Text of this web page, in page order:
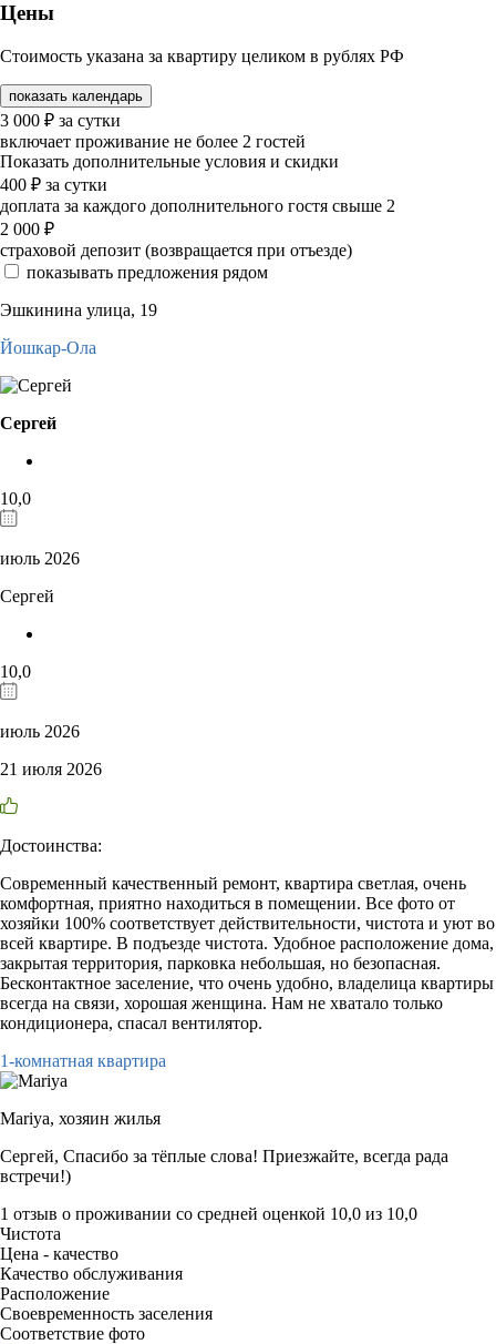
Цены
Стоимость указана за квартиру целиком в рублях РФ
показать календарь
3 000 ₽ за сутки
включает проживание не более 2 гостей
Показать дополнительные условия и скидки
400 ₽ за сутки
доплата за каждого дополнительного гостя свыше 2
2 000 ₽
страховой депозит (возвращается при отъезде)
показывать предложения рядом
Эшкинина улица, 19
Йошкар-Ола
Сергей
10,0
июль 2026
Сергей
10,0
июль 2026
21 июля 2026
Достоинства:
Современный качественный ремонт, квартира светлая, очень
комфортная, приятно находиться в помещении. Все фото от
хозяйки 100% соответствует действительности, чистота и уют во
всей квартире. В подъезде чистота. Удобное расположение дома,
закрытая территория, парковка небольшая, но безопасная.
Бесконтактное заселение, что очень удобно, владелица квартиры
всегда на связи, хорошая женщина. Нам не хватало только
кондиционера, спасал вентилятор.
1-комнатная квартира
Mariya, хозяин жилья
Сергей, Спасибо за тёплые слова! Приезжайте, всегда рада
встречи!)
1 отзыв о проживании со средней оценкой 10,0 из 10,0
Чистота
Цена - качество
Качество обслуживания
Расположение
Своевременность заселения
Соответствие фото